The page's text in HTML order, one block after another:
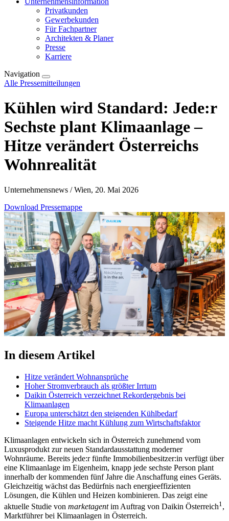
Privatkunden
Gewerbekunden
Für Fachpartner
Architekten & Planer
Presse
Karriere
Navigation
Alle Pressemitteilungen
Kühlen wird Standard: Jede:r
Sechste plant Klimaanlage –
Hitze verändert Österreichs
Wohnrealität
Unternehmensnews / Wien, 20. Mai 2026
Download Pressemappe
In diesem Artikel
Hitze verändert Wohnansprüche
Hoher Stromverbrauch als größter Irrtum
Daikin Österreich verzeichnet Rekordergebnis bei
Klimaanlagen
Europa unterschätzt den steigenden Kühlbedarf
Steigende Hitze macht Kühlung zum Wirtschaftsfaktor
Klimaanlagen entwickeln sich in Österreich zunehmend vom
Luxusprodukt zur neuen Standardausstattung moderner
Wohnräume. Bereits jede:r fünfte Immobilienbesitzer:in verfügt über
eine Klimaanlage im Eigenheim, knapp jede sechste Person plant
innerhalb der kommenden fünf Jahre die Anschaffung eines Geräts.
Gleichzeitig wächst das Bedürfnis nach energieeffizienten
Lösungen, die Kühlen und Heizen kombinieren. Das zeigt eine
aktuelle Studie von marketagentim Auftrag von Daikin Österreich1 ,
Marktführer bei Klimaanlagen in Österreich.